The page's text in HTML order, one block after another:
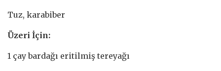
Tuz, karabiber
Üzeri İçin:
1 çay bardağı eritilmiş tereyağı